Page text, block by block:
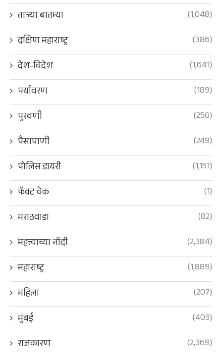
ताज्या बातम्या
(1,048)
दक्षिण महाराष्ट्र
(386)
देश-विदेश
(1,641)
पर्यावरण
(189)
पुरवणी
(250)
पैसापाणी
(249)
पोलिस डायरी
(1,151)
फॅक्ट चेक
(1)
मराठवाडा
(82)
महत्त्वाच्या नोंदी
(2,384)
महाराष्ट्र
(1,889)
महिला
(207)
मुंबई
(403)
राजकारण
(2,369)